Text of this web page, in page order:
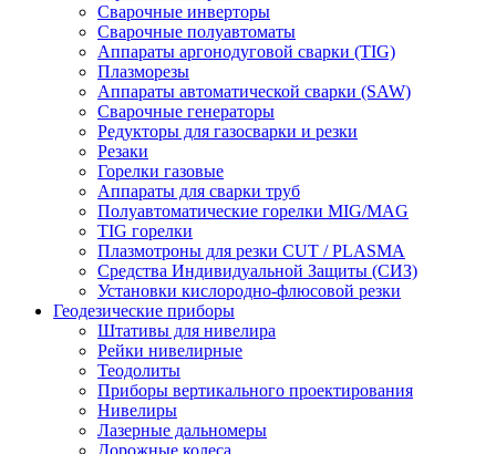
Сварочные инверторы
Сварочные полуавтоматы
Аппараты аргонодуговой сварки (TIG)
Плазморезы
Аппараты автоматической сварки (SAW)
Сварочные генераторы
Редукторы для газосварки и резки
Резаки
Горелки газовые
Аппараты для сварки труб
Полуавтоматические горелки MIG/MAG
TIG горелки
Плазмотроны для резки CUT / PLASMA
Средства Индивидуальной Защиты (СИЗ)
Установки кислородно-флюсовой резки
Геодезические приборы
Штативы для нивелира
Рейки нивелирные
Теодолиты
Приборы вертикального проектирования
Нивелиры
Лазерные дальномеры
Дорожные колеса